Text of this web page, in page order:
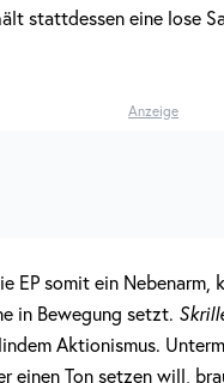
stattdessen eine lose
Anzeige
EP somit ein
in Bewegung setzt.
Aktionismus.
Ton setzen will,